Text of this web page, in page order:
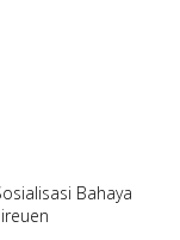
Bahaya